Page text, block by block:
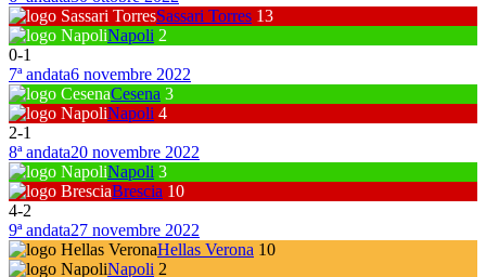
Sassari Torres 13
Napoli 2
0-1
7ª andata6 novembre 2022
Cesena 3
Napoli 4
2-1
8ª andata20 novembre 2022
Napoli 3
Brescia 10
4-2
9ª andata27 novembre 2022
Hellas Verona 10
Napoli 2